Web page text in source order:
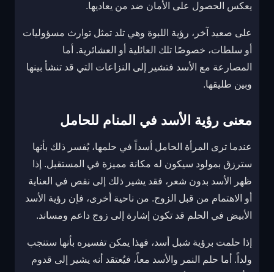
يعكس الحصول على الأمان ضد من يعاديها.
على صعيد آخر، رؤية اللبوة وهي تلد تمثل توارث مسؤوليات
أو سلطات، خصوصًا تلك العائلية أو العشائرية. أما
المصارعة مع الأسد فتشير إلى النزاعات التي قد تنشأ بينها
وبين طليقها.
معنى رؤية الأسد في المنام للحامل
عندما ترى المرأة الحامل أسداً في حلمها، يُفسر ذلك بأنها
سترزق بمولود سيكون له مكانة مميزة في المستقبل. إذا
ظهر الأسد بدون شعر، فقد يشير ذلك إلى نقص في العناية
أو الاهتمام من قبل الزوج. من ناحية أخرى، فإن رؤية الأسد
الأبيض في الحلم قد تكون إشارة إلى زوج داعم ومساند.
إذا حلمت برؤية شبل أسد، فهذا يمكن تفسيره بأنها ستنجب
ولداً. أما حلم النمر والأسد معاً، فيُعتقد أنه يشير إلى قدوم